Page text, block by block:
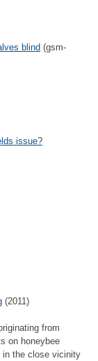
blind (gsm-
issue?
(2011)
from
on honeybee
in the close vicinity